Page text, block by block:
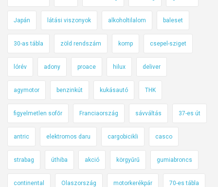
Japán látási viszonyok alkoholtilalom baleset
30-as tábla zöld rendszám komp csepel-sziget
lórév adony proace hilux deliver
agymotor benzinkút kukásautó THK
figyelmetlen sofőr Franciaország sávváltás 37-es út
antric elektromos daru cargobicikli casco
strabag úthiba akció körgyűrű gumiabroncs
continental Olaszország motorkerékpár 70-es tábla